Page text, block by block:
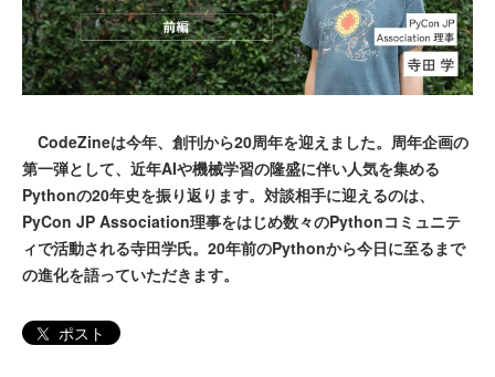
CodeZineは今年、創刊から20周年を迎えました。周年企画の
第一弾として、近年AIや機械学習の隆盛に伴い人気を集める
Pythonの20年史を振り返ります。対談相手に迎えるのは、
PyCon JP Association理事をはじめ数々のPythonコミュニテ
ィで活動される寺田学氏。20年前のPythonから今日に至るまで
の進化を語っていただきます。
ポスト